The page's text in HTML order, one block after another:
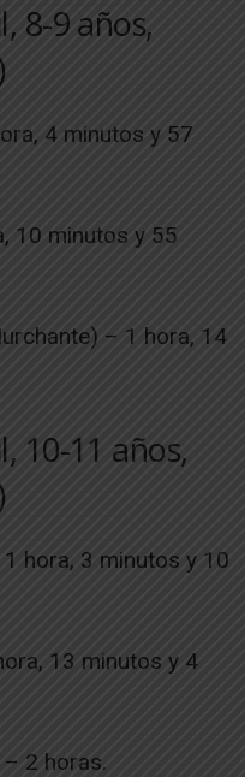
8-9 años,
4 minutos y 57
10 minutos y 55
– 1 hora, 14
10-11 años,
hora, 3 minutos y 10
13 minutos y 4
2 horas.